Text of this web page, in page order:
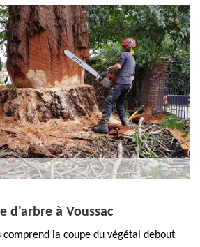
d'arbre à Voussac
la coupe du végétal debout